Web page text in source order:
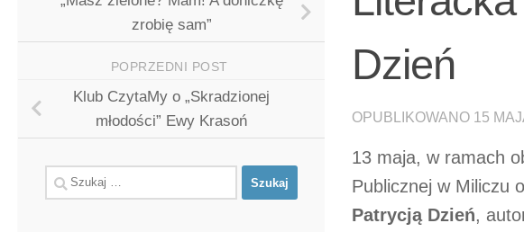
Dzień
OPUBLIKOWANO 15
13 maja, w ramach
Publicznej w Miliczu
Patrycją Dzień,
zrobię sam”
POPRZEDNI POST
Klub CzytaMy o „Skradzionej
młodości” Ewy Krasoń
Szukaj: